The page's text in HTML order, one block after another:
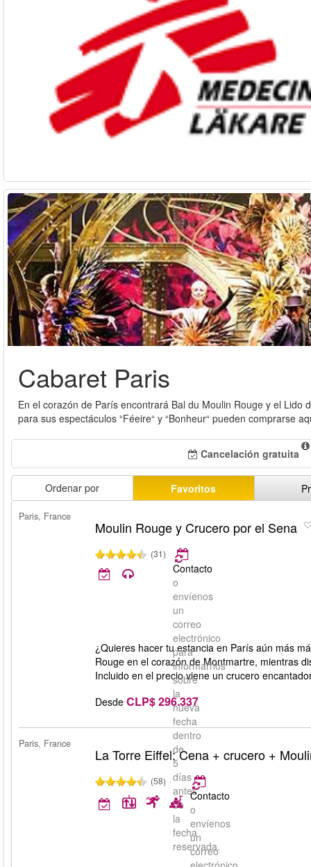
Cabaret Paris
En el corazón de París encontrará Bal du Moulin Rouge y el Lido
para sus espectáculos “Féeire“ y “Bonheur“ pueden comprarse
Cancelación gratuita
Ordenar por Favoritos
Paris, France
Moulin Rouge y Crucero por el Sena
(31)
Contacto
o
envíenos
un
correo
electrónico
para
informarnos
sobre
la
nueva
fecha
dentro
de
5
días
antes
de
la
fecha
reservada.
¿Quieres hacer tu estancia en París aún más
Rouge en el corazón de Montmartre, mientras
Incluido en el precio viene un crucero
Desde CLP$ 296.337
Paris, France
La Torre Eiffel: Cena + crucero +
(58)
Contacto
o
envíenos
un
correo